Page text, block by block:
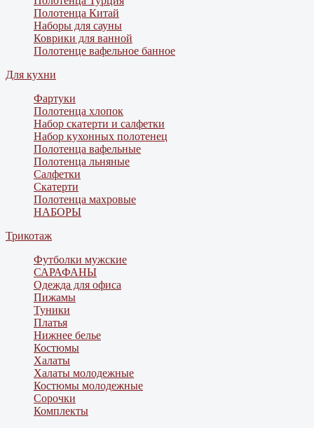
Полотенца Китай
Наборы для сауны
Коврики для ванной
Полотенце вафельное банное
Для кухни
Фартуки
Полотенца хлопок
Набор скатерти и салфетки
Набор кухонных полотенец
Полотенца вафельные
Полотенца льняные
Салфетки
Скатерти
Полотенца махровые
НАБОРЫ
Трикотаж
Футболки мужские
САРАФАНЫ
Одежда для офиса
Пижамы
Туники
Платья
Нижнее белье
Костюмы
Халаты
Халаты молодежные
Костюмы молодежные
Сорочки
Комплекты